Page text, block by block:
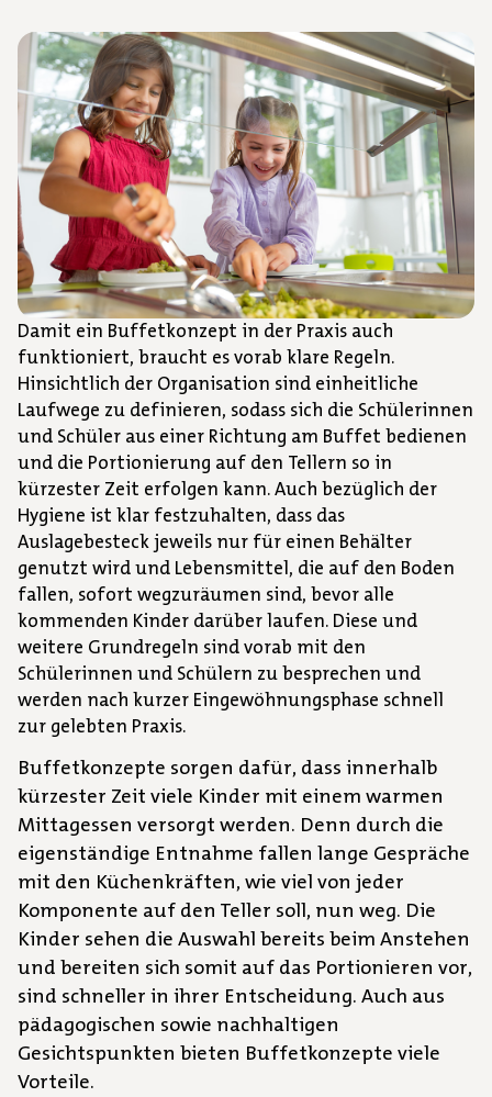
Damit ein Buffetkonzept in der Praxis auch
funktioniert, braucht es vorab klare Regeln.
Hinsichtlich der Organisation sind einheitliche
Laufwege zu definieren, sodass sich die Schülerinnen
und Schüler aus einer Richtung am Buffet bedienen
und die Portionierung auf den Tellern so in
kürzester Zeit erfolgen kann. Auch bezüglich der
Hygiene ist klar festzuhalten, dass das
Auslagebesteck jeweils nur für einen Behälter
genutzt wird und Lebensmittel, die auf den Boden
fallen, sofort wegzuräumen sind, bevor alle
kommenden Kinder darüber laufen. Diese und
weitere Grundregeln sind vorab mit den
Schülerinnen und Schülern zu besprechen und
werden nach kurzer Eingewöhnungsphase schnell
zur gelebten Praxis.
Buffetkonzepte sorgen dafür, dass innerhalb
kürzester Zeit viele Kinder mit einem warmen
Mittagessen versorgt werden. Denn durch die
eigenständige Entnahme fallen lange Gespräche
mit den Küchenkräften, wie viel von jeder
Komponente auf den Teller soll, nun weg. Die
Kinder sehen die Auswahl bereits beim Anstehen
und bereiten sich somit auf das Portionieren vor,
sind schneller in ihrer Entscheidung. Auch aus
pädagogischen sowie nachhaltigen
Gesichtspunkten bieten Buffetkonzepte viele
Vorteile.